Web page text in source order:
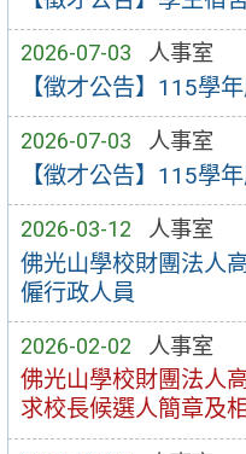
2026-07-03 人事室
【徵才公告】115學
2026-07-03 人事室
【徵才公告】115學
2026-03-12 人事室
佛光山學校財團法人
僱行政人員
2026-02-02 人事室
佛光山學校財團法人
求校長候選人簡章及